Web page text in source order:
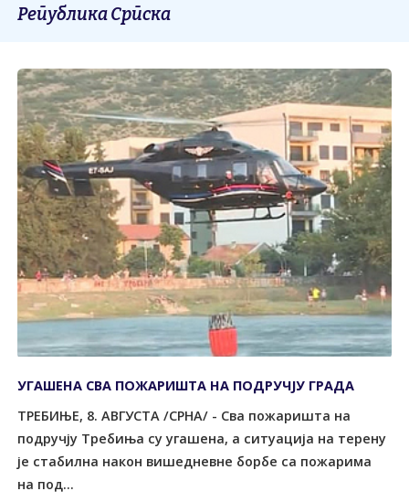
Република Српска
УГАШЕНА СВА ПОЖАРИШТА НА ПОДРУЧЈУ ГРАДА
ТРЕБИЊЕ, 8. АВГУСТА /СРНА/ - Сва пожаришта на
подручју Требиња су угашена, а ситуација на терену
је стабилна након вишедневне борбе са пожарима
на под...